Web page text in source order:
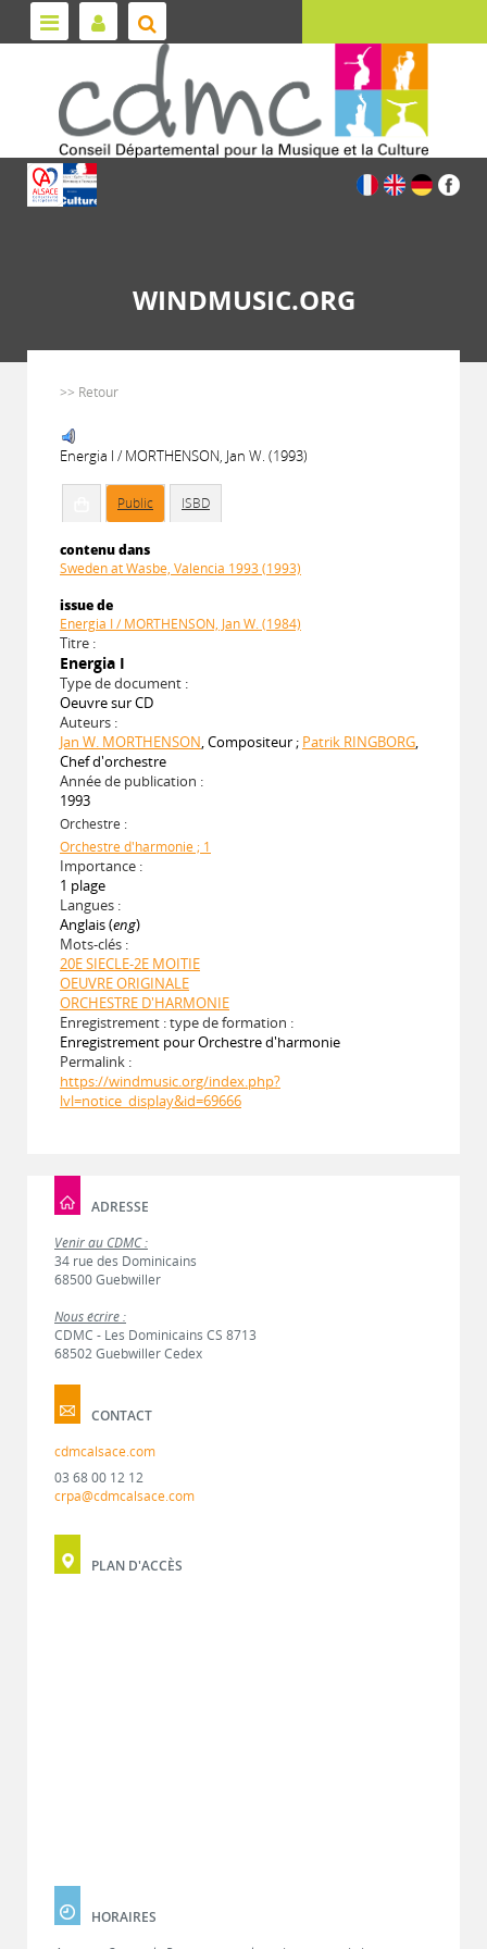
WINDMUSIC.ORG
>> Retour
Energia I / MORTHENSON, Jan W. (1993)
Public ISBD
contenu dans
Sweden at Wasbe, Valencia 1993 (1993)
issue de
Energia I / MORTHENSON, Jan W. (1984)
Titre :
Energia I
Type de document :
Oeuvre sur CD
Auteurs :
Jan W. MORTHENSON, Compositeur ; Patrik RINGBORG,
Chef d'orchestre
Année de publication :
1993
Orchestre :
Orchestre d'harmonie ; 1
Importance :
1 plage
Langues :
Anglais (eng)
Mots-clés :
20E SIECLE-2E MOITIE
OEUVRE ORIGINALE
ORCHESTRE D'HARMONIE
Enregistrement : type de formation :
Enregistrement pour Orchestre d'harmonie
Permalink :
https://windmusic.org/index.php?
lvl=notice_display&id=69666
ADRESSE
Venir au CDMC :
34 rue des Dominicains
68500 Guebwiller
Nous écrire :
CDMC - Les Dominicains CS 8713
68502 Guebwiller Cedex
CONTACT
cdmcalsace.com
03 68 00 12 12
crpa@cdmcalsace.com
PLAN D'ACCÈS
HORAIRES